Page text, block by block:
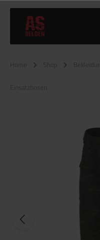
Home Shop Bekleidung
Einsatzhosen